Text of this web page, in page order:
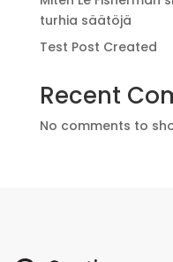
turhia säätöjä
Test Post Created
Recent
No comments to